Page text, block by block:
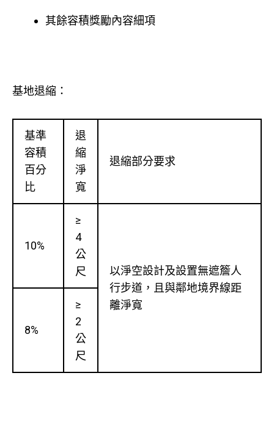
其餘容積獎勵內容細項
基地退縮：
基準
容積
百分
比
退
縮
淨
寬
退縮部分要求
10%
≥
4
公
尺
以淨空設計及設置無遮簷人
行步道，且與鄰地境界線距
離淨寬
8%
≥
2
公
尺